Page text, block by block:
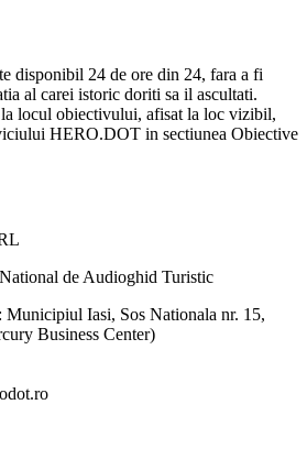
disponibil 24 de ore din 24, fara a fi
al carei istoric doriti sa il ascultati.
locul obiectivului, afisat la loc vizibil,
HERO.DOT in sectiunea Obiective
de Audioghid Turistic
Municipiul Iasi, Sos Nationala nr. 15,
Business Center)